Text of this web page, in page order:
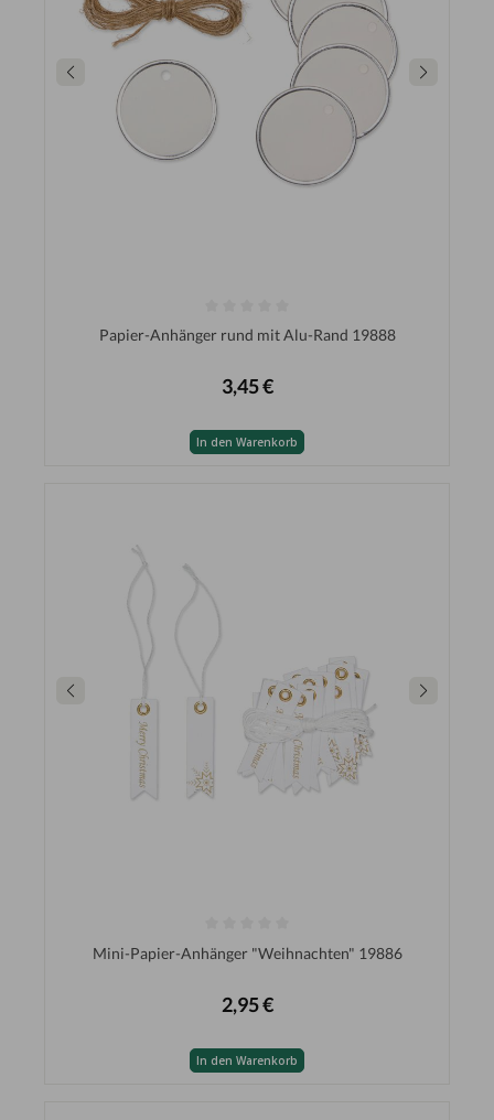
Papier-Anhänger rund mit Alu-Rand 19888
3,45 €
In den Warenkorb
Mini-Papier-Anhänger "Weihnachten" 19886
2,95 €
In den Warenkorb